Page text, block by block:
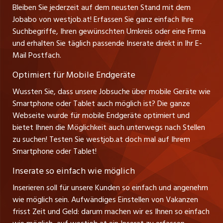
Führungspositionen
Management / Kader-Jobs
jobbern.ch
jobbasel.ch
zentraljob.ch
myjob.ch
schaffu.ch (VS)
ajourjob.ch
russmedia.com
vol.at
Tel. +43 664 39 47 47 7
Leiter westjob.at
Andrea Graf
Tel. +43 664 20 30 02 1
Verkauf und Beratung
Bleiben Sie jederzeit auf dem neusten Stand mit dem
Jobabo von westjob.at! Erfassen Sie ganz einfach Ihre
Suchbegriffe, Ihren gewünschten Umkreis oder eine Firma
und erhalten Sie täglich passende Inserate direkt in Ihr E-
Mail Postfach.
Optimiert für Mobile Endgeräte
Wussten Sie, dass unsere Jobsuche über mobile Geräte wie
Smartphone oder Tablet auch möglich ist? Die ganze
Webseite wurde für mobile Endgeräte optimiert und
bietet Ihnen die Möglichkeit auch unterwegs nach Stellen
zu suchen! Testen Sie westjob.at doch mal auf Ihrem
Smartphone oder Tablet!
Inserate so einfach wie möglich
Inserieren soll für unsere Kunden so einfach und angenehm
wie möglich sein. Aufwändiges Einstellen von Vakanzen
frisst Zeit und Geld: darum machen wir es Ihnen so einfach